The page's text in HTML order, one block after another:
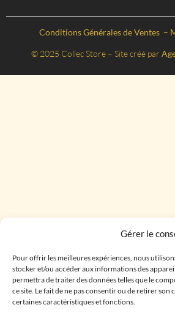
Gérer le
Pour offrir les meilleures expériences, nous
stocker et/ou accéder aux informations des
permettra de traiter des données telles que le
ce site. Le fait de ne pas consentir ou de retirer
certaines caractéristiques et fonctions.
Conditions Générales de Ventes –
© 2025 Collec Store – Site créé par